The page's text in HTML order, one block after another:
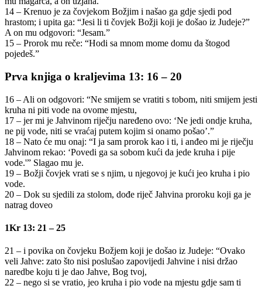
14 – Krenuo je za čovjekom Božjim i našao ga gdje sjedi pod
hrastom; i upita ga: “Jesi li ti čovjek Božji koji je došao iz Judeje?”
A on mu odgovori: “Jesam.”
15 – Prorok mu reče: “Hodi sa mnom mome domu da štogod
pojedeš.”
Prva knjiga o kraljevima 13: 16 – 20
16 – Ali on odgovori: “Ne smijem se vratiti s tobom, niti smijem jesti
kruha ni piti vode na ovome mjestu,
17 – jer mi je Jahvinom riječju naređeno ovo: ‘Ne jedi ondje kruha,
ne pij vode, niti se vraćaj putem kojim si onamo pošao’.”
18 – Nato će mu onaj: “I ja sam prorok kao i ti, i anđeo mi je riječju
Jahvinom rekao: ‘Povedi ga sa sobom kući da jede kruha i pije
vode.'” Slagao mu je.
19 – Božji čovjek vrati se s njim, u njegovoj je kući jeo kruha i pio
vode.
20 – Dok su sjedili za stolom, dođe riječ Jahvina proroku koji ga je
natrag doveo
1Kr 13: 21 – 25
21 – i povika on čovjeku Božjem koji je došao iz Judeje: “Ovako
veli Jahve: zato što nisi poslušao zapovijedi Jahvine i nisi držao
naredbe koju ti je dao Jahve, Bog tvoj,
22 – nego si se vratio, jeo kruha i pio vode na mjestu gdje sam ti